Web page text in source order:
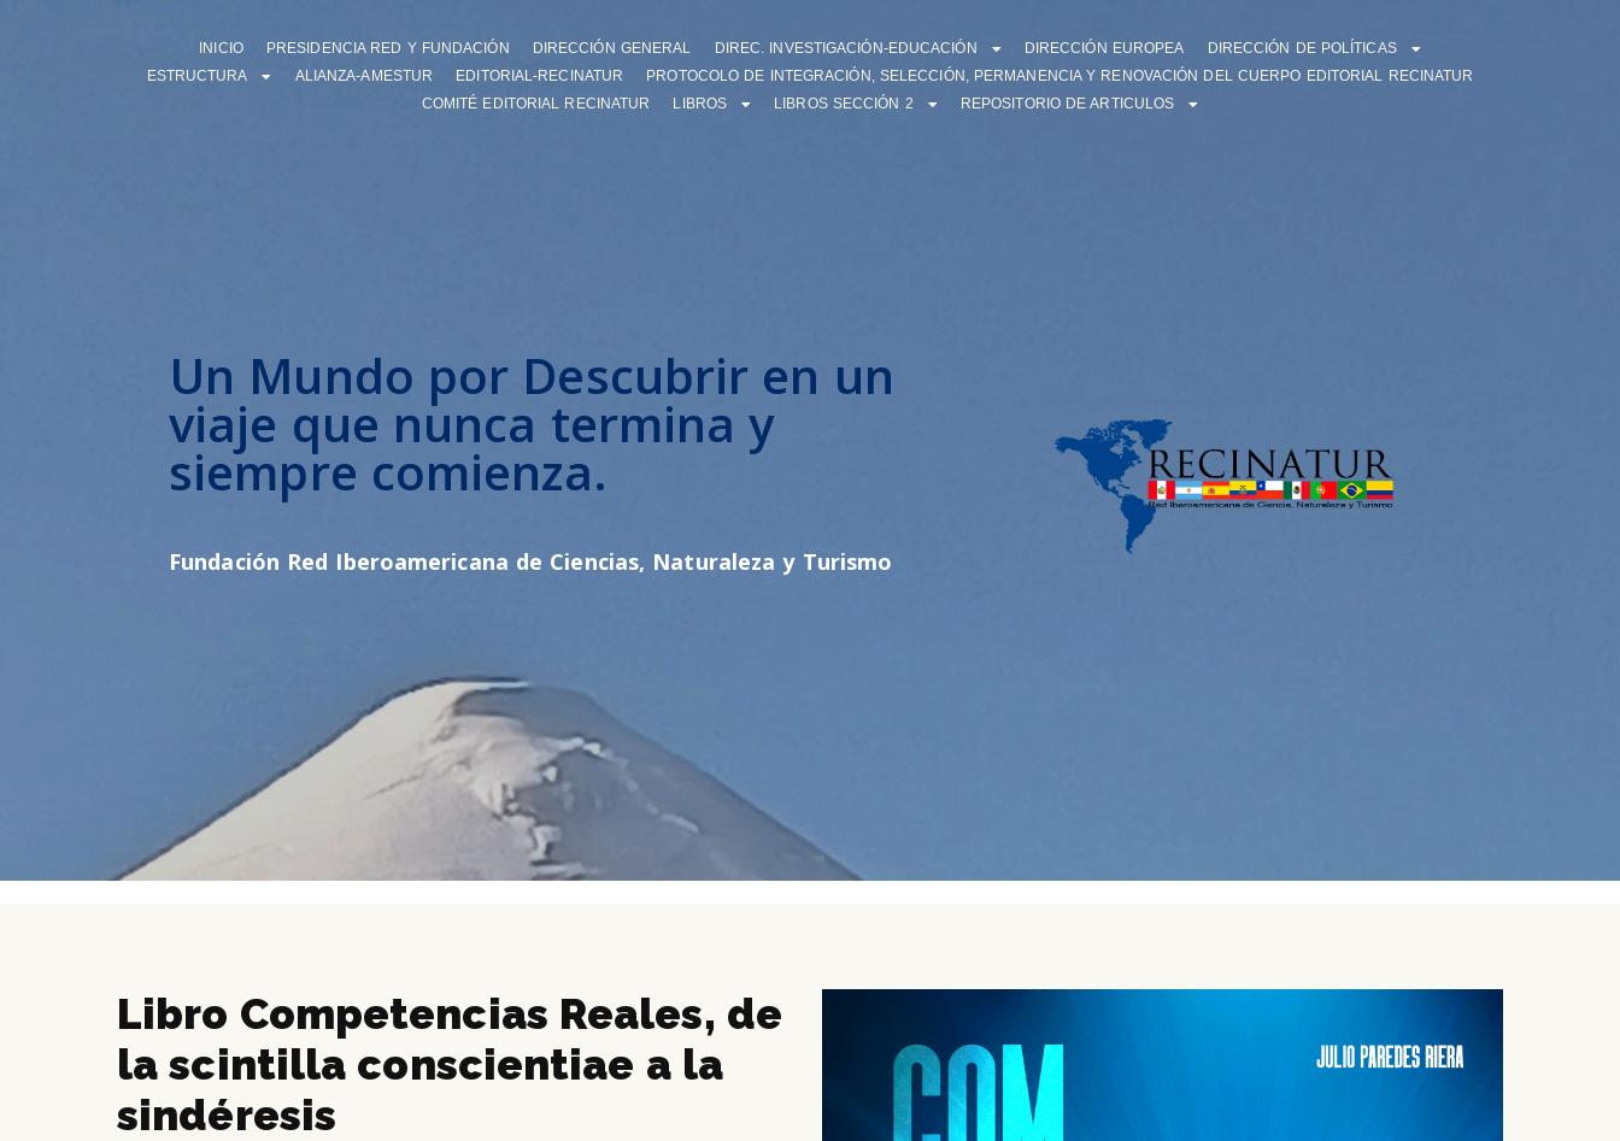
INICIO PRESIDENCIA RED Y FUNDACIÓN DIRECCIÓN GENERAL DIREC. INVESTIGACIÓN-EDUCACIÓN DIRECCIÓN EUROPEA
DIRECCIÓN DE POLÍTICAS
ESTRUCTURA
ALIANZA-AMESTUR EDITORIAL-RECINATUR
PROTOCOLO DE INTEGRACIÓN, SELECCIÓN, PERMANENCIA Y RENOVACIÓN DEL CUERPO EDITORIAL RECINATUR
COMITÉ EDITORIAL RECINATUR
LIBROS LIBROS SECCIÓN 2 REPOSITORIO DE ARTICULOS
Un Mundo por Descubrir en un
viaje que nunca termina y
siempre comienza.
Fundación Red Iberoamericana de Ciencias, Naturaleza y Turismo
Libro Competencias Reales, de
la scintilla conscientiae a la
sindéresis